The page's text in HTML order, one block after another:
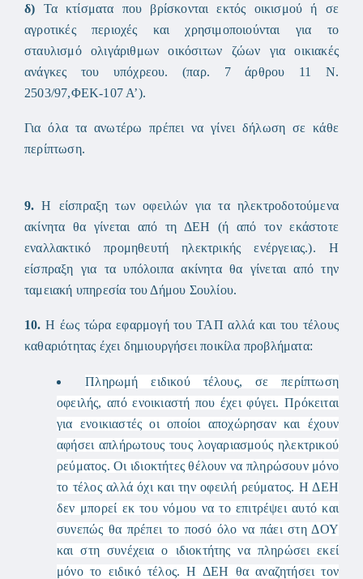
δ) Τα κτίσματα που βρίσκονται εκτός οικισμού ή σε
αγροτικές περιοχές και χρησιμοποιούνται για το
σταυλισμό ολιγάριθμων οικόσιτων ζώων για οικιακές
ανάγκες του υπόχρεου. (παρ. 7 άρθρου 11 Ν.
2503/97,ΦΕΚ-107 Α’).
Για όλα τα ανωτέρω πρέπει να γίνει δήλωση σε κάθε
περίπτωση.
9. Η είσπραξη των οφειλών για τα ηλεκτροδοτούμενα
ακίνητα θα γίνεται από τη ΔΕΗ (ή από τον εκάστοτε
εναλλακτικό προμηθευτή ηλεκτρικής ενέργειας.). Η
είσπραξη για τα υπόλοιπα ακίνητα θα γίνεται από την
ταμειακή υπηρεσία του Δήμου Σουλίου.
10. Η έως τώρα εφαρμογή του ΤΑΠ αλλά και του τέλους
καθαριότητας έχει δημιουργήσει ποικίλα προβλήματα:
Πληρωμή ειδικού τέλους, σε περίπτωση
οφειλής, από ενοικιαστή που έχει φύγει. Πρόκειται
για ενοικιαστές οι οποίοι αποχώρησαν και έχουν
αφήσει απλήρωτους τους λογαριασμούς ηλεκτρικού
ρεύματος. Οι ιδιοκτήτες θέλουν να πληρώσουν μόνο
το τέλος αλλά όχι και την οφειλή ρεύματος. Η ΔΕΗ
δεν μπορεί εκ του νόμου να το επιτρέψει αυτό και
συνεπώς θα πρέπει το ποσό όλο να πάει στη ΔΟΥ
και στη συνέχεια ο ιδιοκτήτης να πληρώσει εκεί
μόνο το ειδικό τέλος. Η ΔΕΗ θα αναζητήσει τον